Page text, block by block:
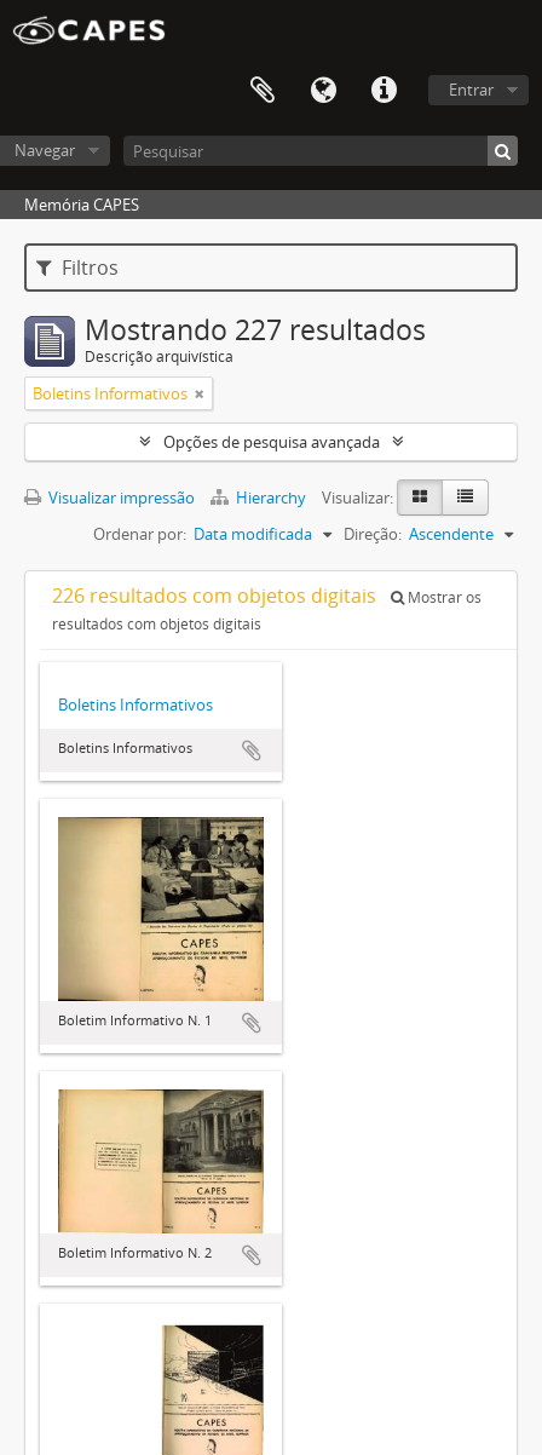
Entrar
Navegar
Memória CAPES
Filtros
Mostrando 227 resultados
Descrição arquivística
Boletins Informativos
Opções de pesquisa avançada
Visualizar impressão Hierarchy
Visualizar:
Ordenar por: Data modificada Direção: Ascendente
226 resultados com objetos digitais
Mostrar os
resultados com objetos digitais
Boletins Informativos
Boletins Informativos
Boletim Informativo N. 1
Boletim Informativo N. 2